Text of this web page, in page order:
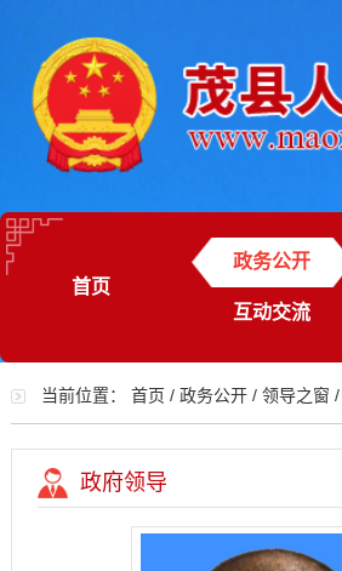
首页
政务公开
互动交流
当前位置： 首页 / 政务公开/ 领导之窗 /
政府领导